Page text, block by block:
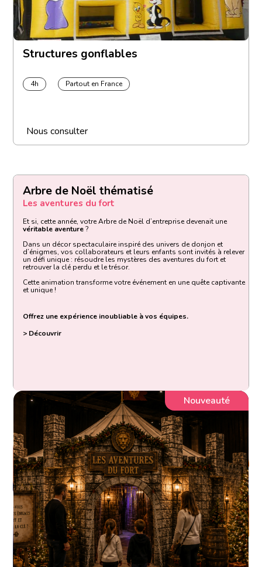
Structures gonflables
4h Partout en France
Nous consulter
Arbre de Noël thématisé
Les aventures du fort
Et si, cette année, votre Arbre de Noël d’entreprise devenait une
véritable aventure?
Dans un décor spectaculaire inspiré des univers de donjon et
d’énigmes, vos collaborateurs et leurs enfants sont invités à relever
un défi unique : résoudre les mystères des aventures du fort et
retrouver la clé perdu et le trésor.
Cette animation transforme votre événement en une quête captivante
et unique !
Offrez une expérience inoubliable à vos équipes.
> Découvrir
Nouveauté